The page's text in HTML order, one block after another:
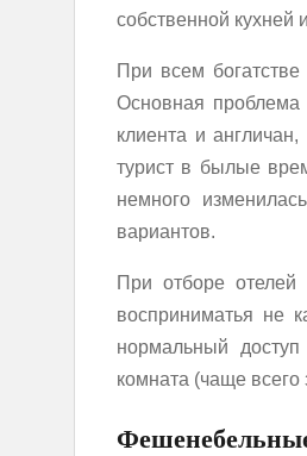
собственной кухней
При всем
Основная
клиента и
турист в былые
немного
вариантов.
При отборе отелей
восприниматья не
нормальный
комната (чаще всего